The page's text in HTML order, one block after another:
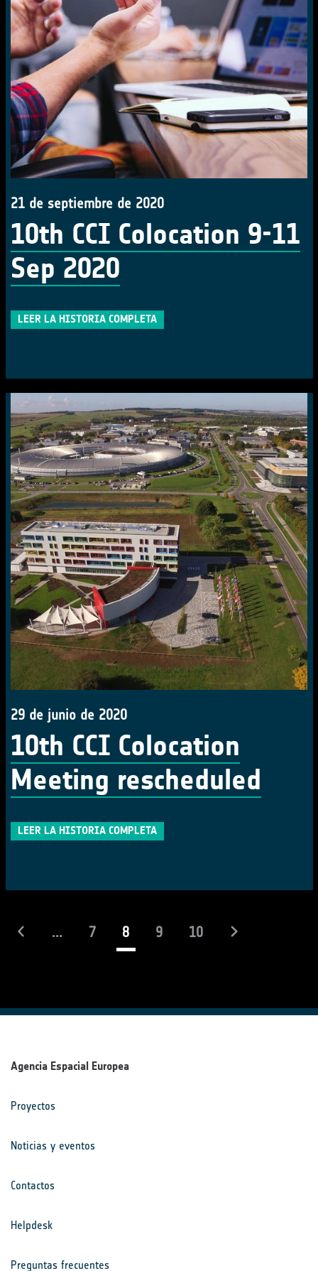
21 de septiembre de 2020
10th CCI Colocation 9-11
Sep 2020
LEER LA HISTORIA COMPLETA
29 de junio de 2020
10th CCI Colocation
Meeting rescheduled
LEER LA HISTORIA COMPLETA
... 7 8(actual)
9 10
Agencia Espacial Europea
Proyectos
Noticias y eventos
Contactos
Helpdesk
Preguntas frecuentes